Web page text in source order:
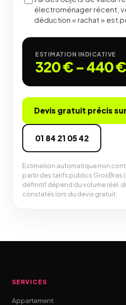
électroménager récent,
déduction « rachat » est
ESTIMATION INDICATIVE
320 €–440 €
Devis gratuit précis
01 84 21 05 42
Estimation automatique non
partir des tarifs publics GrosBras
définitif dépend du volume réel,
constatés lors du devis gratuit.
SERVICES
Appartement